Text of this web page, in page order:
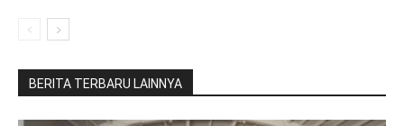
BERITA TERBARU LAINNYA